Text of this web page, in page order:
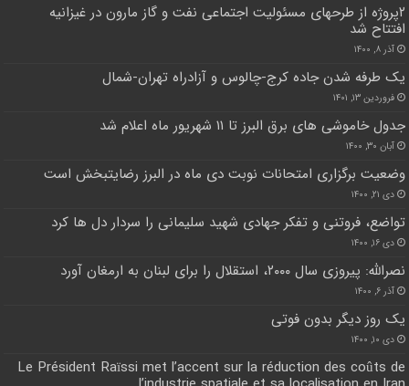
۲پروژه از طرحهای مسئولیت اجتماعی نفت و گاز مارون در غیزانیه
افتتاح شد
آذر ۸, ۱۴۰۰
یک طرفه شدن جاده کرج-چالوس و آزادراه تهران-شمال
فروردین ۱۳, ۱۴۰۱
جدول خاموشی های برق البرز تا ۱۱ شهریور ماه اعلام شد
آبان ۳۰, ۱۴۰۰
وضعیت برگزاری امتحانات نوبت دی ماه در البرز رضایتبخش است
دی ۲۱, ۱۴۰۰
تواضع، فروتنی و تفکر جهادی شهید سلیمانی را سردار دل ها کرد
دی ۱۶, ۱۴۰۰
نصرالله: پیروزی سال ۲۰۰۰، استقلال را برای لبنان به ارمغان آورد
آذر ۶, ۱۴۰۰
یک روز دیگر بدون فوتی
دی ۱۰, ۱۴۰۰
Le Président Raïssi met l’accent sur la réduction des coûts de